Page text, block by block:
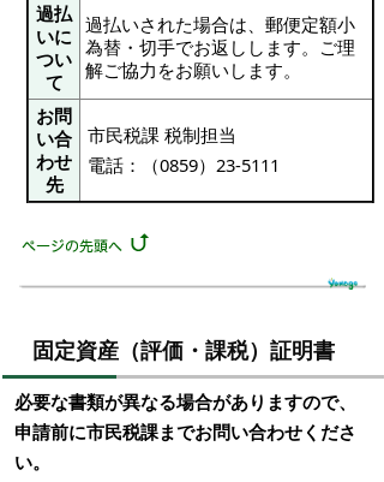
過払
いに
つい
て
過払いされた場合は、郵便定額小
為替・切手でお返しします。ご理
解ご協力をお願いします。
お問
い合
わせ
先
市民税課 税制担当
電話：（0859）23-5111
固定資産（評価・課税）証明書
必要な書類が異なる場合がありますので、
申請前に市民税課までお問い合わせくださ
い。